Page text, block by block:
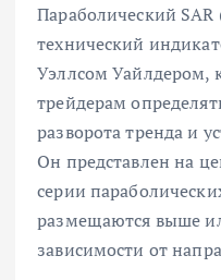
Параболический SAR
технический
Уэллсом Уайлдером,
трейдерам
разворота тренда и
Он представлен на
серии
размещаются выше
зависимости от